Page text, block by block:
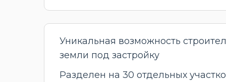
Уникальная возможность
земли под застройку
Разделен на 30 отдельных